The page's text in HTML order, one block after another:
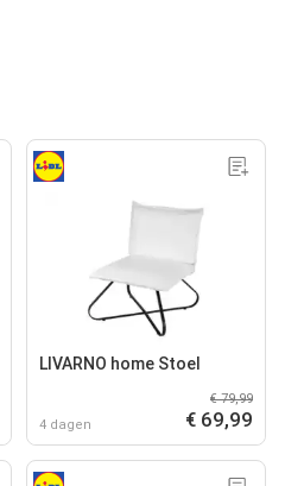
LIVARNO home Stoel
4 dagen
€ 79,99
€ 69,99